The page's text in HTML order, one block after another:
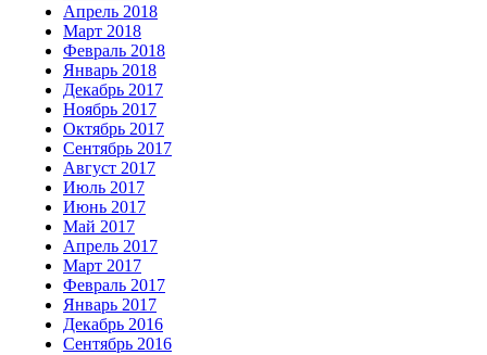
Апрель 2018
Март 2018
Февраль 2018
Январь 2018
Декабрь 2017
Ноябрь 2017
Октябрь 2017
Сентябрь 2017
Август 2017
Июль 2017
Июнь 2017
Май 2017
Апрель 2017
Март 2017
Февраль 2017
Январь 2017
Декабрь 2016
Сентябрь 2016